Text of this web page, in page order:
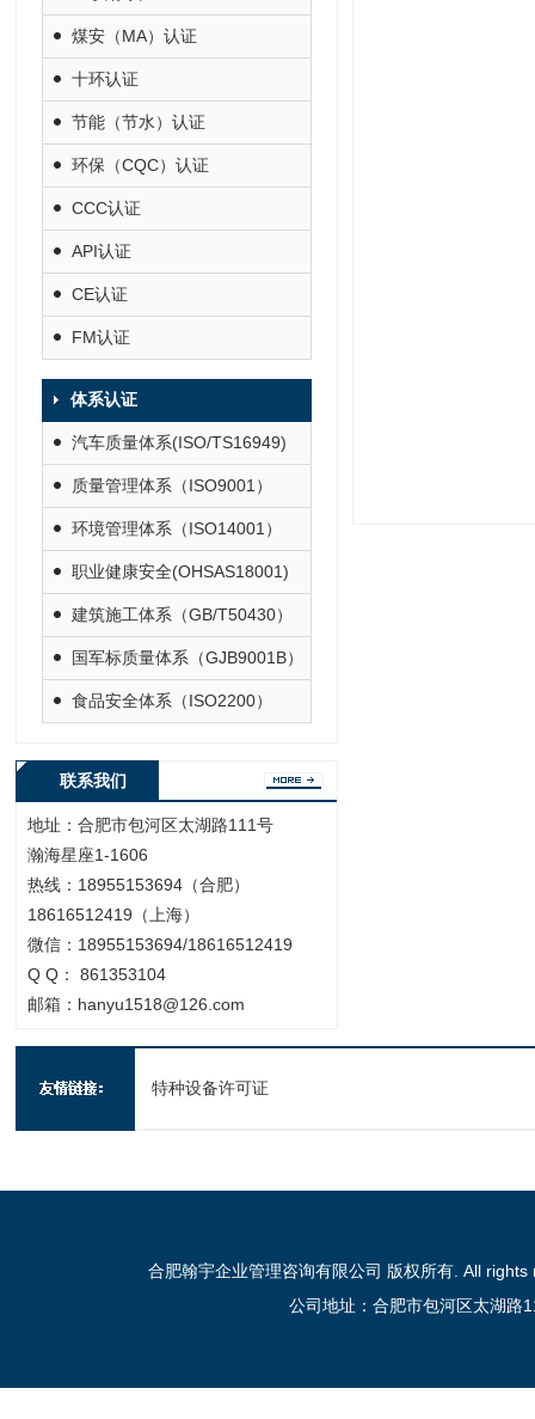
煤安（MA）认证
十环认证
节能（节水）认证
环保（CQC）认证
CCC认证
API认证
CE认证
FM认证
体系认证
汽车质量体系(ISO/TS16949)
质量管理体系（ISO9001）
环境管理体系（ISO14001）
职业健康安全(OHSAS18001)
建筑施工体系（GB/T50430）
国军标质量体系（GJB9001B）
食品安全体系（ISO2200）
联系我们
地址：合肥市包河区太湖路111号
瀚海星座1-1606
热线：18955153694（合肥）
18616512419（上海）
微信：18955153694/18616512419
Q Q： 861353104
邮箱：hanyu1518@126.com
特种设备许可证
合肥翰宇企业管理咨询有限公司 版权所有. All
公司地址：合肥市包河区太湖路